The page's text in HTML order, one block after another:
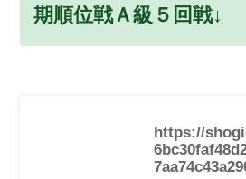
期順位戦Ａ級５回戦↓
https://